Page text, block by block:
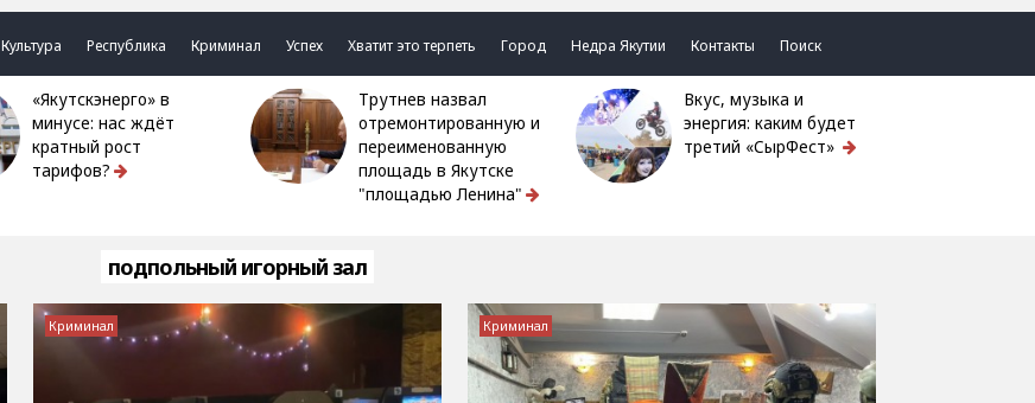
Культура Республика Криминал Успех Хватит это терпеть Город Недра Якутии Контакты Поиск
«Якутскэнерго» в
минусе: нас ждёт
кратный рост
тарифов?
Трутнев назвал
отремонтированную и
переименованную
площадь в Якутске
"площадью Ленина"
Вкус, музыка и
энергия: каким будет
третий «СырФест»
подпольный игорный зал
Криминал Криминал